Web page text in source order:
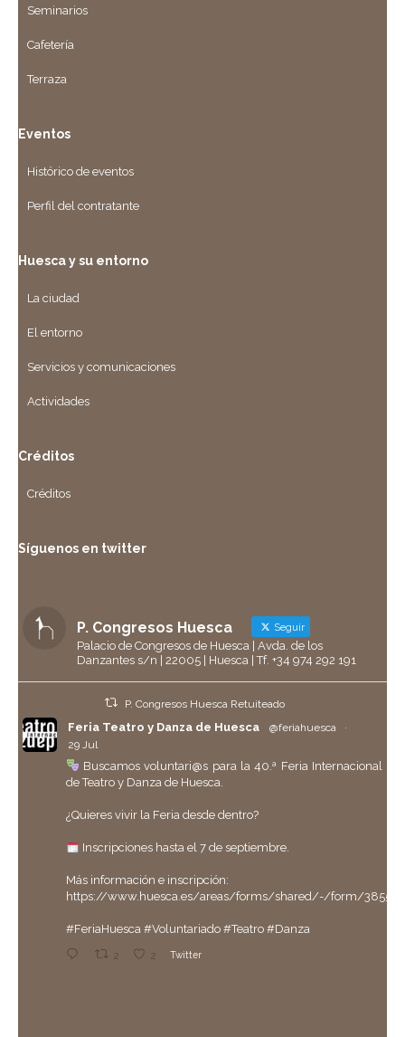
Seminarios
Cafetería
Terraza
Eventos
Histórico de eventos
Perfil del contratante
Huesca y su entorno
La ciudad
El entorno
Servicios y comunicaciones
Actividades
Créditos
Créditos
Síguenos en twitter
P. Congresos Huesca Seguir
Palacio de Congresos de Huesca | Avda. de los
Danzantes s/n | 22005 | Huesca | Tf. +34 974 292 191
P. Congresos Huesca Retuiteado
Feria Teatro y Danza de Huesca @feriahuesca
·
29 Jul
Buscamos voluntari@s para la 40.ª Feria Internacional
de Teatro y Danza de Huesca.
¿Quieres vivir la Feria desde dentro?
Inscripciones hasta el 7 de septiembre.
Más información e inscripción:
https://www.huesca.es/areas/forms/shared/-/form/
#FeriaHuesca #Voluntariado #Teatro #Danza
2 2 Twitter